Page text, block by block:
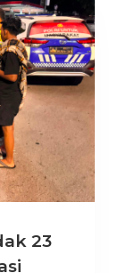
23